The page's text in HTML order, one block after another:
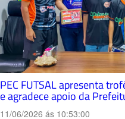
PEC FUTSAL apresenta
e agradece apoio da
11/06/2026 ás 10:53:00